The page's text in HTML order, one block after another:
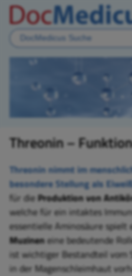
Threonin –
Threoninnimmt im
besondere Stellung als
für dieProduktion von
welche für ein intaktes
essentielle Aminosäure spielt
Muzineneine bedeutende
ist wichtiger Bestandteil vom
in der Magenschleimhaut